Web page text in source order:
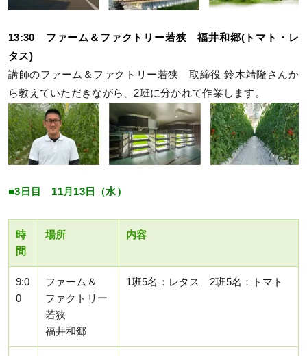
13:30 ファーム＆ファクトリー若狭 福井和郷(トマト・レ
タス)
講師のファーム＆ファクトリー若狭 取締役 鈴木靖隆さんか
ら教えていただきながら、2班に分かれて作業します。
■3日目 11月13日（水）
時
間
場所 内容
9:0
0
ファーム＆
ファクトリー
若狭
福井和郷
1班5名：レタス 2班5名：トマト